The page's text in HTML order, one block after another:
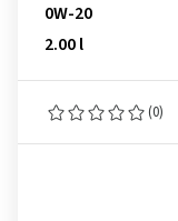
0W-20
2.00 l
(0)